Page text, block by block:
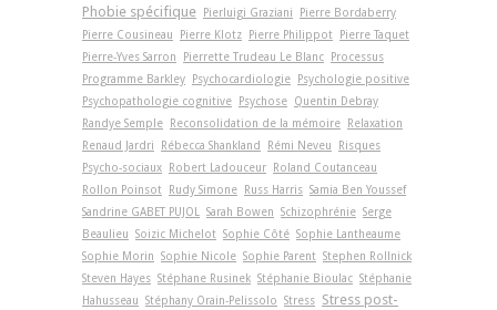
Phobie spécifique Pierluigi Graziani
Pierre Bordaberry
Pierre Cousineau
Pierre Klotz Pierre Philippot Pierre Taquet
Pierre-Yves Sarron
Pierrette Trudeau Le Blanc Processus
Programme Barkley Psychocardiologie Psychologie positive
Psychopathologie cognitive Psychose Quentin Debray
Randye Semple Reconsolidation de la mémoire Relaxation
Renaud Jardri
Rébecca Shankland Rémi Neveu
Risques
Psycho-sociaux Robert Ladouceur Roland Coutanceau
Rollon Poinsot Rudy Simone Russ Harris Samia Ben Youssef
Sandrine GABET PUJOL
Sarah Bowen Schizophrénie Serge
Beaulieu Soizic Michelot Sophie Côté Sophie Lantheaume
Sophie Morin Sophie Nicole Sophie Parent Stephen Rollnick
Steven Hayes Stéphane Rusinek Stéphanie Bioulac Stéphanie
Hahusseau Stéphany Orain-Pelissolo Stress Stress post-